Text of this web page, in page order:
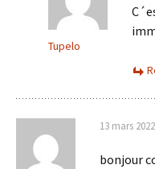
Tupelo
13 mars
bonjour